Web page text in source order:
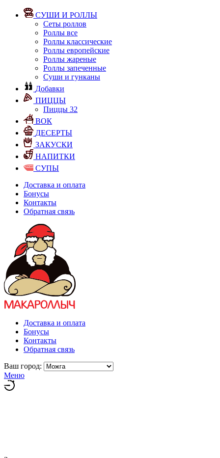
СУШИ И РОЛЛЫ
Сеты роллов
Роллы все
Роллы классические
Роллы европейские
Роллы жареные
Роллы запеченные
Суши и гунканы
Добавки
ПИЦЦЫ
Пиццы 32
ВОК
ДЕСЕРТЫ
ЗАКУСКИ
НАПИТКИ
СУПЫ
Доставка и оплата
Бонусы
Контакты
Обратная связь
Доставка и оплата
Бонусы
Контакты
Обратная связь
Ваш город:
Меню